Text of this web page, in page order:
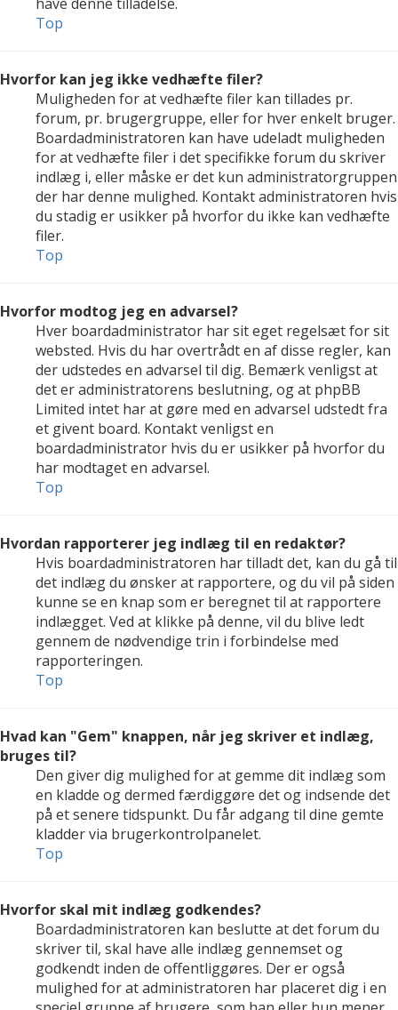
Top
Hvorfor kan jeg ikke vedhæfte filer?
Muligheden for at vedhæfte filer kan tillades pr.
forum, pr. brugergruppe, eller for hver enkelt bruger.
Boardadministratoren kan have udeladt muligheden
for at vedhæfte filer i det specifikke forum du skriver
indlæg i, eller måske er det kun administratorgruppen
der har denne mulighed. Kontakt administratoren hvis
du stadig er usikker på hvorfor du ikke kan vedhæfte
filer.
Top
Hvorfor modtog jeg en advarsel?
Hver boardadministrator har sit eget regelsæt for sit
websted. Hvis du har overtrådt en af disse regler, kan
der udstedes en advarsel til dig. Bemærk venligst at
det er administratorens beslutning, og at phpBB
Limited intet har at gøre med en advarsel udstedt fra
et givent board. Kontakt venligst en
boardadministrator hvis du er usikker på hvorfor du
har modtaget en advarsel.
Top
Hvordan rapporterer jeg indlæg til en redaktør?
Hvis boardadministratoren har tilladt det, kan du gå til
det indlæg du ønsker at rapportere, og du vil på siden
kunne se en knap som er beregnet til at rapportere
indlægget. Ved at klikke på denne, vil du blive ledt
gennem de nødvendige trin i forbindelse med
rapporteringen.
Top
Hvad kan "Gem" knappen, når jeg skriver et indlæg,
bruges til?
Den giver dig mulighed for at gemme dit indlæg som
en kladde og dermed færdiggøre det og indsende det
på et senere tidspunkt. Du får adgang til dine gemte
kladder via brugerkontrolpanelet.
Top
Hvorfor skal mit indlæg godkendes?
Boardadministratoren kan beslutte at det forum du
skriver til, skal have alle indlæg gennemset og
godkendt inden de offentliggøres. Der er også
mulighed for at administratoren har placeret dig i en